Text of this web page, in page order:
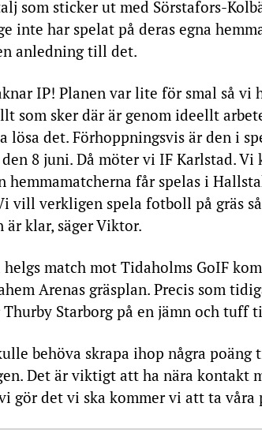
som sticker ut med Sörstafors-
inte har spelat på deras egna
anledning till det.
IP! Planen var lite för smal så vi
som sker där är genom ideellt
lösa det. Förhoppningsvis är den i
8 juni. Då möter vi IF Karlstad.
hemmamatcherna får spelas i
vill verkligen spela fotboll på gräs
är klar, säger Viktor.
helgs match mot Tidaholms GoIF
Arenas gräsplan. Precis som
Starborg på en jämn och tuff
behöva skrapa ihop några
Det är viktigt att ha nära kontakt
gör det vi ska kommer vi att ta våra